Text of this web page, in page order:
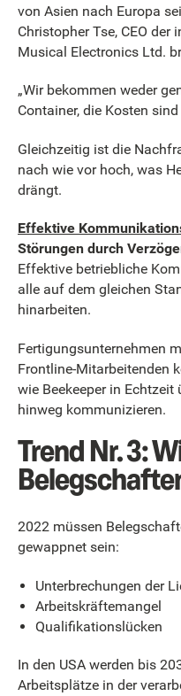
von Asien nach Europa
Christopher Tse, CEO
Musical Electronics Ltd.
„Wir bekommen weder
Container, die Kosten
Gleichzeitig ist die
nach wie vor hoch, was
drängt.
Effektive
Störungen durch
Effektive betriebliche
alle auf dem gleichen
hinarbeiten.
Fertigungsunternehmen
Frontline-Mitarbeitenden
wie Beekeeper in
hinweg kommunizieren.
Trend Nr. 3:
2022 müssen
gewappnet sein:
Unterbrechungen der
Arbeitskräftemangel
Qualifikationslücken
In den USA werden bis
Arbeitsplätze in der